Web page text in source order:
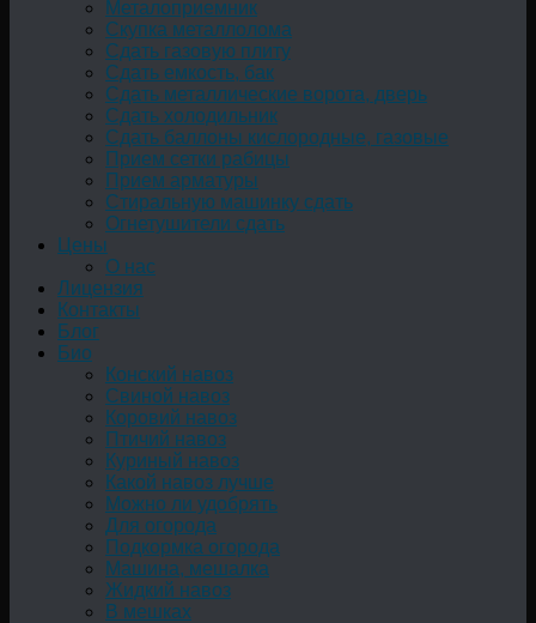
Металоприемник
Скупка металлолома
Сдать газовую плиту
Сдать емкость, бак
Cдать металлические ворота, дверь
Сдать холодильник
Сдать баллоны кислородные, газовые
Прием сетки рабицы
Прием арматуры
Стиральную машинку сдать
Огнетушители сдать
Цены
О нас
Лицензия
Контакты
Блог
Био
Конский навоз
Свиной навоз
Коровий навоз
Птичий навоз
Куриный навоз
Какой навоз лучше
Можно ли удобрять
Для огорода
Подкормка огорода
Машина, мешалка
Жидкий навоз
В мешках